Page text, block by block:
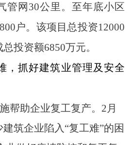
管网 30公里。至年底小区
户。该项目总投资12000
总投资额6850万元。
，抓好建筑业管理及安全
帮助企业复工复产。 2 月
筑企业陷入“复工难”的困